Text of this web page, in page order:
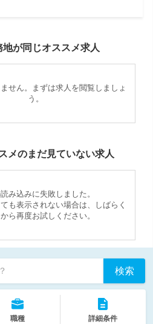
地が同じオススメ求人
せん。まずは求人を閲覧しましょ
う。
メのまだ見ていない求人
み込みに失敗しました。
も表示されない場合は、しばらく
ら再度お試しください。
検索
職種 詳細条件